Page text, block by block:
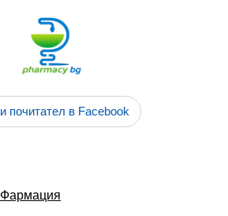
почитател в Facebook
Фармация